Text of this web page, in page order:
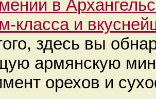
в
класса и
здесь вы
армянскую
орехов и